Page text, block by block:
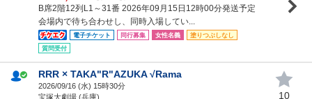
B席2階12列L1～31番 2026年09月15日12時00分発送予定
会場内で待ち合わせし、同時入場してい...
電子チケット 同行募集 女性名義
塗りつぶしなし
質問受付
RRR × TAKA"R"AZUKA √Rama
2026/09/16 (水) 15時30分
宝塚大劇場 (兵庫)
10